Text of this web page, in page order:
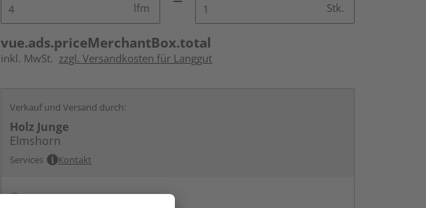
lfm Stk.
vue.ads.priceMerchantBox.total
inkl. MwSt. zzgl. Versandkosten für Langgut
Verkauf und Versand durch:
Holz Junge
Elmshorn
Services Kontakt